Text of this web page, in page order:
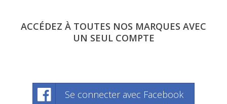
ACCÉDEZ À TOUTES NOS MARQUES AVEC
UN SEUL COMPTE
Se connecter avec Facebook